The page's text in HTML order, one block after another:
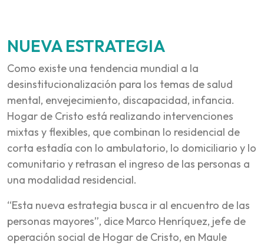
NUEVA ESTRATEGIA
Como existe una tendencia mundial a la
desinstitucionalización para los temas de salud
mental, envejecimiento, discapacidad, infancia.
Hogar de Cristo está realizando intervenciones
mixtas y flexibles, que combinan lo residencial de
corta estadía con lo ambulatorio, lo domiciliario y lo
comunitario y retrasan el ingreso de las personas a
una modalidad residencial.
“Esta nueva estrategia busca ir al encuentro de las
personas mayores”, dice Marco Henríquez, jefe de
operación social de Hogar de Cristo, en Maule